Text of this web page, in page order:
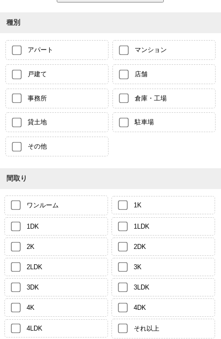
種別
アパート マンション
戸建て 店舗
事務所 倉庫・工場
貸土地 駐車場
その他
間取り
ワンルーム 1K
1DK 1LDK
2K 2DK
2LDK 3K
3DK 3LDK
4K 4DK
4LDK それ以上